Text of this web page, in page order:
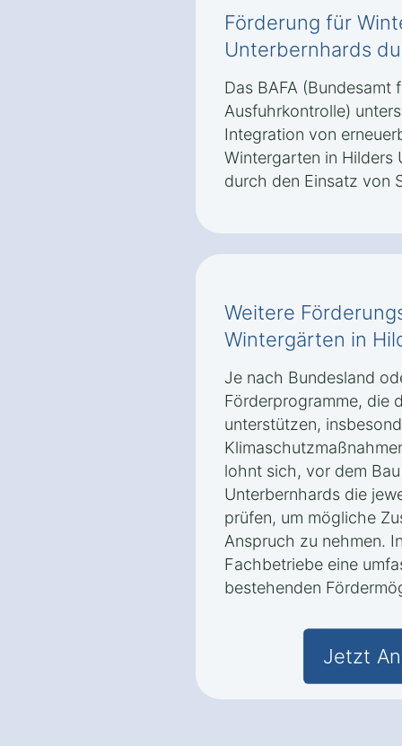
Förderung für
Unterbernhards
Das BAFA (Bundesamt
Ausfuhrkontrolle)
Integration von
Wintergarten in Hilders
durch den Einsatz von
Weitere
Wintergärten in
Je nach Bundesland
Förderprogramme, die
unterstützen,
lohnt sich, vor dem
Unterbernhards die
prüfen, um mögliche
Anspruch zu nehmen.
Fachbetriebe eine
bestehenden
Jetzt